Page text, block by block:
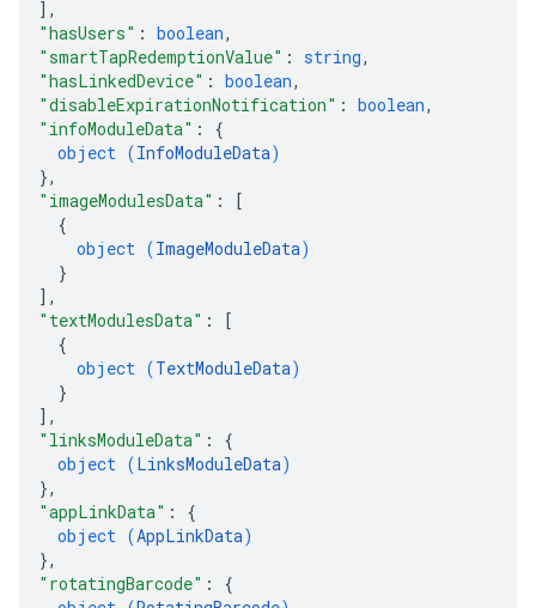
] ,
"hasUsers" : boolean,
"smartTapRedemptionValue" : string,
"hasLinkedDevice" : boolean,
"disableExpirationNotification" : boolean,
"infoModuleData" : {
object (InfoModuleData)
},
"imageModulesData" :
[
{
object (ImageModuleData)
}
] ,
"textModulesData" :
[
{
object (TextModuleData)
}
] ,
"linksModuleData" : {
object (LinksModuleData)
},
"appLinkData" : {
object (AppLinkData)
},
"rotatingBarcode" : {